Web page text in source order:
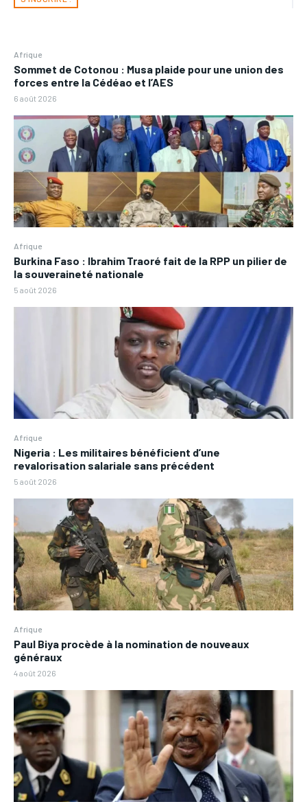
Afrique
Sommet de Cotonou : Musa plaide pour une union des
forces entre la Cédéao et l’AES
6 août 2026
Afrique
Burkina Faso : Ibrahim Traoré fait de la RPP un pilier de
la souveraineté nationale
5 août 2026
Afrique
Nigeria : Les militaires bénéficient d’une
revalorisation salariale sans précédent
5 août 2026
Afrique
Paul Biya procède à la nomination de nouveaux
généraux
4 août 2026